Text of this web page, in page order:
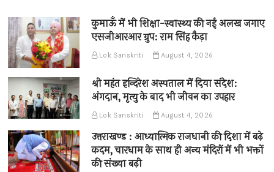
कुमाऊँ में भी शिक्षा-स्वास्थ्य की नई अलख जगाए
एसजीआरआर ग्रुप: राम सिंह कैड़ा
Lok Sanskriti August 4, 2026
श्री महंत इन्दिरेश अस्पताल में दिया संदेश:
अंगदान, मृत्यु के बाद भी जीवन का उपहार
Lok Sanskriti August 4, 2026
उत्तराखण्ड : आध्यात्मिक राजधानी की दिशा में बढ़े
कदम, चारधाम के साथ ही अन्य मंदिरों में भी भक्तों
की संख्या बढ़ी